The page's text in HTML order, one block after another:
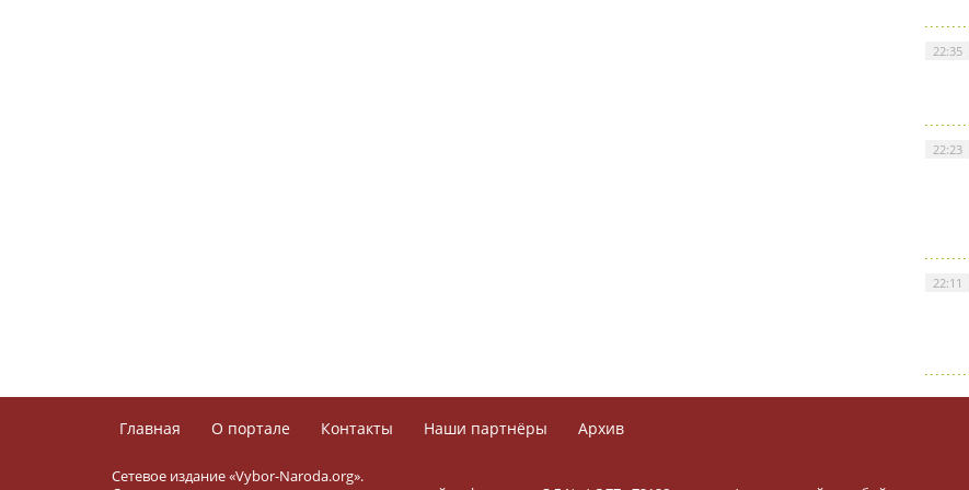
22:35
22:23
22:11
Главная О портале Контакты Наши партнёры Архив
Сетевое издание «Vybor-Naroda.org».